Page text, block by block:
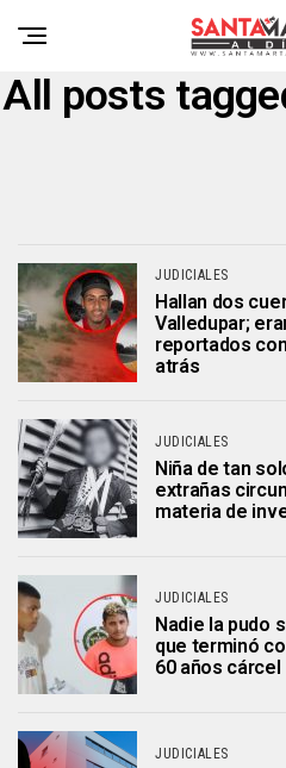
All posts
JUDICIALES
Hallan dos
Valledupar;
reportados
atrás
JUDICIALES
Niña de tan
extrañas
materia de
JUDICIALES
Nadie la pudo
que terminó
60 años cárcel
JUDICIALES